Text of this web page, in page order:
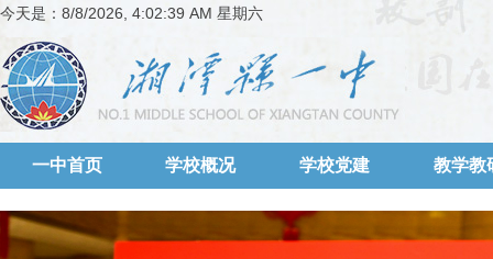
今天是： 8/8/2026, 4:02:39 AM 星期六
一中首页 学校概况 学校党建 教学教